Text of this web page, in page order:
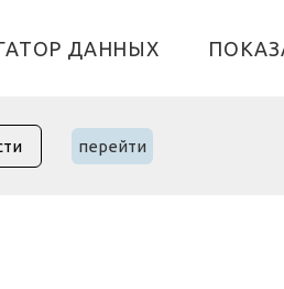
ДАННЫХ
перейти